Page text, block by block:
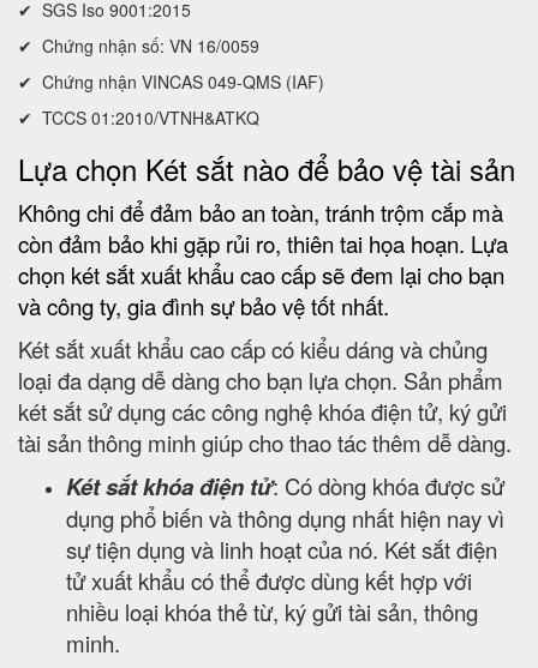
✔ SGS Iso 9001:2015
✔ Chứng nhận số: VN 16/0059
✔ Chứng nhận VINCAS 049-QMS (IAF)
✔ TCCS 01:2010/VTNH&ATKQ
Lựa chọn Két sắt nào để bảo vệ tài sản
Không chi để đảm bảo an toàn, tránh trộm cắp mà
còn đảm bảo khi gặp rủi ro, thiên tai họa hoạn. Lựa
chọn két sắt xuất khẩu cao cấp sẽ đem lại cho bạn
và công ty, gia đình sự bảo vệ tốt nhất.
Két sắt xuất khẩu cao cấp có kiểu dáng và chủng
loại đa dạng dễ dàng cho bạn lựa chọn. Sản phẩm
két sắt sử dụng các công nghệ khóa điện tử, ký gửi
tài sản thông minh giúp cho thao tác thêm dễ dàng.
Két sắt khóa điện tử: Có dòng khóa được sử
dụng phổ biến và thông dụng nhất hiện nay vì
sự tiện dụng và linh hoạt của nó. Két sắt điện
tử xuất khẩu có thể được dùng kết hợp với
nhiều loại khóa thẻ từ, ký gửi tài sản, thông
minh.